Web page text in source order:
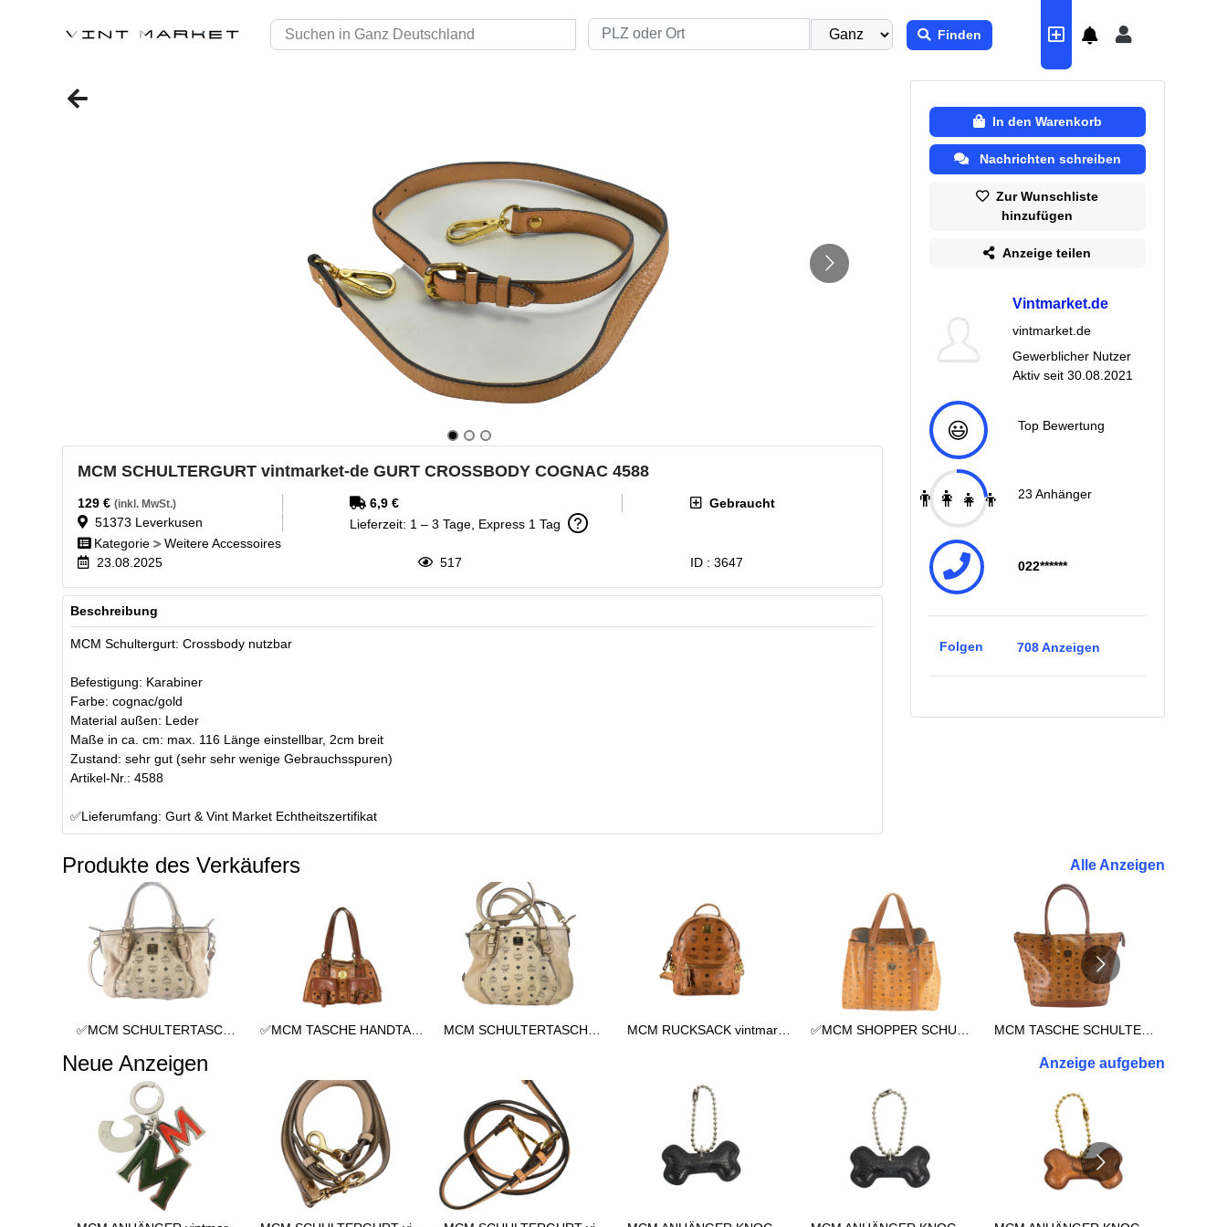
Finden
MCM SCHULTERGURT vintmarket-de GURT CROSSBODY COGNAC 4588
129 € (inkl. MwSt.) 6,9 €
Gebraucht
51373 Leverkusen
Lieferzeit: 1 – 3 Tage, Express 1 Tag
Kategorie
Weitere Accessoires
23.08.2025
517 ID : 3647
Beschreibung
MCM Schultergurt: Crossbody nutzbar
Befestigung: Karabiner
Farbe: cognac/gold
Material außen: Leder
Maße in ca. cm: max. 116 Länge einstellbar, 2cm breit
Zustand: sehr gut (sehr sehr wenige Gebrauchsspuren)
Artikel-Nr.: 4588
✅Lieferumfang: Gurt & Vint Market Echtheitszertifikat
In den Warenkorb
Nachrichten schreiben
Zur Wunschliste
hinzufügen
Anzeige teilen
Vintmarket.de
vintmarket.de
Gewerblicher Nutzer
Aktiv seit 30.08.2021
😃 Top Bewertung
👨‍👩‍👧‍👦 23 Anhänger
022******
Folgen 708Anzeigen
Produkte des Verkäufers Alle Anzeigen
✅MCM SCHULTERTASCHE vintmarket.de TASCHE CROSSBODY BEIGE 2352 ✅MCM TASCHE HANDTASCHE vintmarket.de COGNAC 2248 MCM SCHULTERTASCHE vintmarket.de TASCHE CROSSBODY BEIGE 2574 MCM RUCKSACK vintmarkert.de KLEIN LEDERRUCKSACK LEDER COGNAC 2473 ✅MCM SHOPPER SCHULTERTASCHE REISETASCHE TASCHE XXL COGNAC 3038 MCM TASCHE SCHULTERTASCHE vintmarket.de SHOPPER XL COGNAC 2714
Neue Anzeigen Anzeige aufgeben